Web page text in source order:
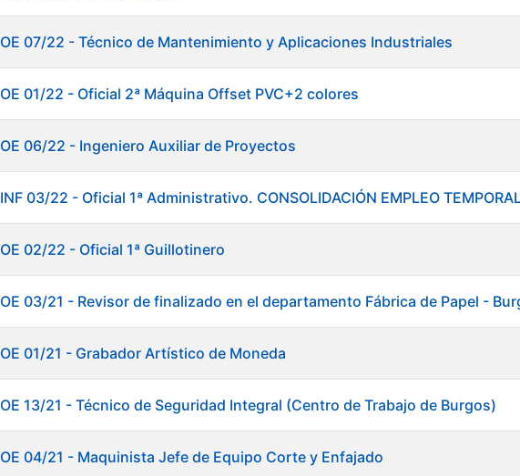
OE 07/22 - Técnico de Mantenimiento y Aplicaciones Industriales
OE 01/22 - Oficial 2ª Máquina Offset PVC+2 colores
OE 06/22 - Ingeniero Auxiliar de Proyectos
INF 03/22 - Oficial 1ª Administrativo. CONSOLIDACIÓN EMPLEO
OE 02/22 - Oficial 1ª Guillotinero
OE 03/21 - Revisor de finalizado en el departamento Fábrica de Papel -
OE 01/21 - Grabador Artístico de Moneda
OE 13/21 - Técnico de Seguridad Integral (Centro de Trabajo de Burgos)
OE 04/21 - Maquinista Jefe de Equipo Corte y Enfajado